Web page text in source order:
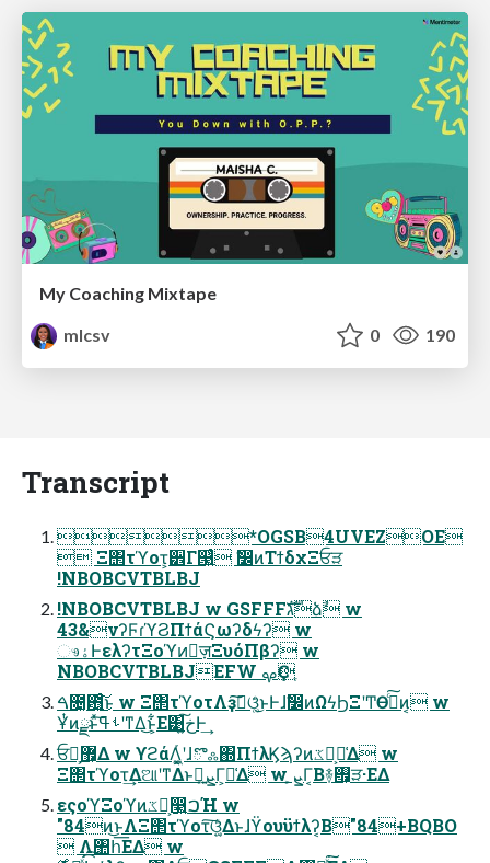
My Coaching Mixtape
mlcsv
0 190
Transcript
*OGSB4UVEZOE
 Ξ΢τϓοτ͕੾Γ୓͍ͨ ࣗ෼ͷΤϯδχΞਓੜ
!NBOBCVTBLBJ
!NBOBCVTBLBJ w GSFFFגࣜձࣾ w
43&νʔϜɾϓϨΠϯάϚωʔδϟʔ w
ෳۀͰελʔτΞοϓͷٕज़ΞυόΠβʔ w
NBOBCVTBLBJEFW ࡔҪֶ
ࠓ೔͓఻͍͑ͨ͜͠ͱ w Ξ΢τϓοτΛҙࣝ͠ଓ͚ͨ͜ͱͰɺࣗ෼ͷΩϟϦΞʹͲ͏Өڹͨ͠ͷ͔ w
Ұͭͷྫͱͯ͠ࢀߟʹͳΔ͜ͱ͕͋Ε͹خ͍͠Ͱ͢
ਓ຺͕޿͕Δ w ϒϩάΛ͖͔͚ͬʹɺొஃ΍ΠϯλϏϡʔͷػձ͕૿͑Δ w
Ξ΢τϓοτ͢ΔଆʹͳΔͱೱ͍ܨ͕Γ͕૿͑Δ w ܨ͕Γ͔Β࿈࠯͕ੜ·ΕΔ
εςοϓΞοϓͷػձ͕෣͍ࠐΉ w
"84ͷ͜ͱΛΞ΢τϓοτ͠ଓ͚͍ͯΔͱɺϔουϋϯλʔ͔Β"84+BQBO
 Λ঺հ͞ΕΔ w